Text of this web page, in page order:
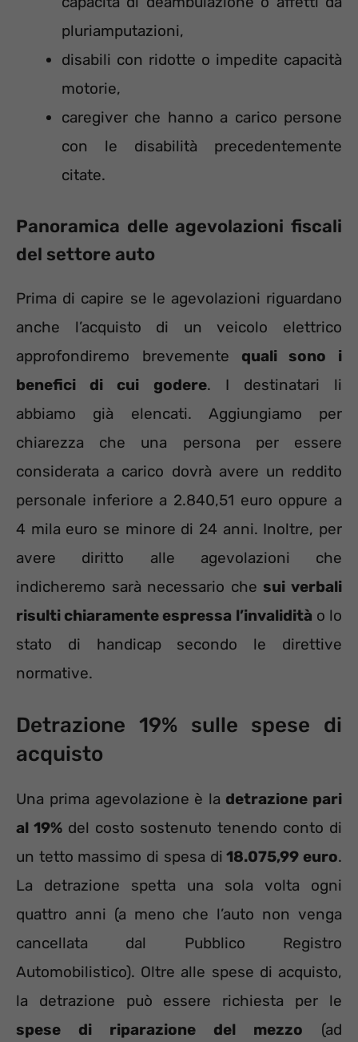
pluriamputazioni,
disabili con ridotte o impedite capacità
motorie,
caregiver che hanno a carico persone
con le disabilità precedentemente
citate.
Panoramica delle agevolazioni fiscali
del settore auto
Prima di capire se le agevolazioni riguardano
anche l’acquisto di un veicolo elettrico
approfondiremo brevemente quali sono i
benefici di cui godere. I destinatari li
abbiamo già elencati. Aggiungiamo per
chiarezza che una persona per essere
considerata a carico dovrà avere un reddito
personale inferiore a 2.840,51 euro oppure a
4 mila euro se minore di 24 anni. Inoltre, per
avere diritto alle agevolazioni che
indicheremo sarà necessario che sui verbali
risulti chiaramente espressa l’invalidità o lo
stato di handicap secondo le direttive
normative.
Detrazione 19% sulle spese di
acquisto
Una prima agevolazione è la detrazione pari
al 19% del costo sostenuto tenendo conto di
un tetto massimo di spesa di 18.075,99 euro.
La detrazione spetta una sola volta ogni
quattro anni (a meno che l’auto non venga
cancellata dal Pubblico Registro
Automobilistico). Oltre alle spese di acquisto,
la detrazione può essere richiesta per le
spese di riparazione del mezzo (ad